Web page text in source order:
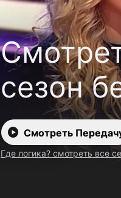
сезон
Смотреть
Где логика? смотреть все